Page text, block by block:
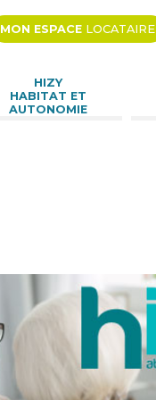
MON ESPACE LOCATAIRE
HIZY
HABITAT ET
AUTONOMIE